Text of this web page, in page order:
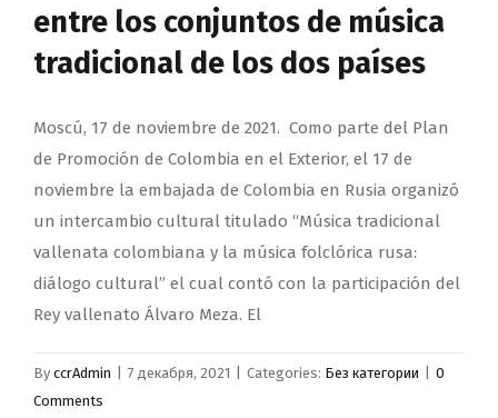
entre los conjuntos de música
tradicional de los dos países
Moscú, 17 de noviembre de 2021. Como parte del Plan
de Promoción de Colombia en el Exterior, el 17 de
noviembre la embajada de Colombia en Rusia organizó
un intercambio cultural titulado “Música tradicional
vallenata colombiana y la música folclórica rusa:
diálogo cultural” el cual contó con la participación del
Rey vallenato Álvaro Meza. El
By ccrAdmin 7 декабря, 2021 Categories: Без категории
0
Comments